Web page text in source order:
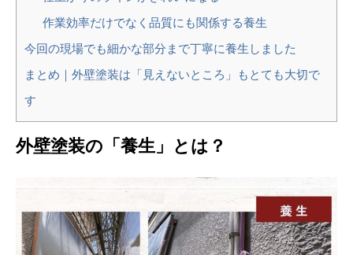
作業効率だけでなく品質にも関係する養生
今回の現場でも細かな部分まで丁寧に養生しました
まとめ｜外壁塗装は「見えないところ」もとても大切で
す
外壁塗装の「養生」とは？